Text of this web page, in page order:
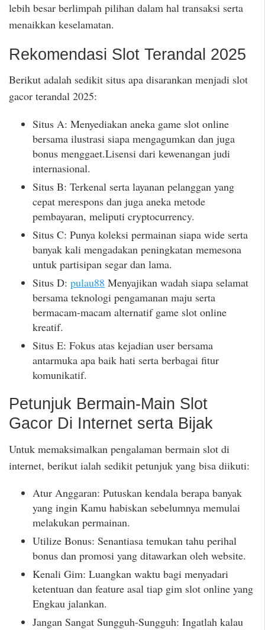
lebih besar berlimpah pilihan dalam hal transaksi serta
menaikkan keselamatan.
Rekomendasi Slot Terandal 2025
Berikut adalah sedikit situs apa disarankan menjadi slot
gacor terandal 2025:
Situs A: Menyediakan aneka game slot online
bersama ilustrasi siapa mengagumkan dan juga
bonus menggaet.Lisensi dari kewenangan judi
internasional.
Situs B: Terkenal serta layanan pelanggan yang
cepat merespons dan juga aneka metode
pembayaran, meliputi cryptocurrency.
Situs C: Punya koleksi permainan siapa wide serta
banyak kali mengadakan peningkatan memesona
untuk partisipan segar dan lama.
Situs D: pulau88 Menyajikan wadah siapa selamat
bersama teknologi pengamanan maju serta
bermacam-macam alternatif game slot online
kreatif.
Situs E: Fokus atas kejadian user bersama
antarmuka apa baik hati serta berbagai fitur
komunikatif.
Petunjuk Bermain-Main Slot
Gacor Di Internet serta Bijak
Untuk memaksimalkan pengalaman bermain slot di
internet, berikut ialah sedikit petunjuk yang bisa diikuti:
Atur Anggaran: Putuskan kendala berapa banyak
yang ingin Kamu habiskan sebelumnya memulai
melakukan permainan.
Utilize Bonus: Senantiasa temukan tahu perihal
bonus dan promosi yang ditawarkan oleh website.
Kenali Gim: Luangkan waktu bagi menyadari
ketentuan dan feature asal tiap gim slot online yang
Engkau jalankan.
Jangan Sangat Sungguh-Sungguh: Ingatlah kalau